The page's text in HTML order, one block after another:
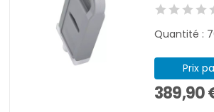
Quantité :
Prix
389,90